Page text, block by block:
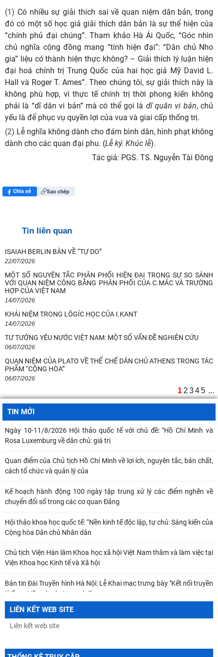
(1) Có nhiều sự giải thích sai về quan niệm dân bản, trong
đó có một số học giả giải thích dân bản là sự thể hiện của
“chính phủ đại chúng”. Tham khảo Hà Ái Quốc, “Góc nhìn
chủ nghĩa cộng đồng mang “tính hiện đại”:“Dân chủ Nho
gia” liệu có thành hiện thực không? – Giải thích lý luận hiện
đại hoá chính trị Trung Quốc của hai học giả Mỹ David L.
Hall và Roger T. Ames”. Theo chúng tôi, sự giải thích này là
không phù hợp, vì thực tế chính trị thời phong kiến không
phải là “dĩ dân vi bản” mà có thể gọi là dĩ quân vi bản, chủ
yếu là để phục vụ quyền lợi của vua và giai cấp thống trị.
(2) Lễ nghĩa không dành cho đám bình dân, hình phạt không
dành cho các quan đại phu. (Lễ ký. Khúc lễ).
Tác giả: PGS. TS. Nguyễn Tài Đông
Chia sẻ Sao chép
Tin liên quan
ISAIAH BERLIN BÀN VỀ “TỰ DO”
22/07/2026
MỘT SỐ NGUYÊN TẮC PHÂN PHỐI HIỆN ĐẠI TRONG SỰ SO SÁNH
VỚI QUAN NIỆM CÔNG BẰNG PHÂN PHỐI CỦA C.MÁC VÀ TRƯỜNG
HỢP CỦA VIỆT NAM
14/07/2026
KHÁI NIỆM TRONG LÔGÍC HỌC CỦA I.KANT
14/07/2026
TƯ TƯỞNG YÊU NƯỚC VIỆT NAM: MỘT SỐ VẤN ĐỀ NGHIÊN CỨU
06/07/2026
QUAN NIỆM CỦA PLATO VỀ THỂ CHẾ DÂN CHỦ ATHENS TRONG TÁC
PHẨM “CỘNG HÒA”
06/07/2026
1 2 345 ...
TIN MỚI
Ngày 10-11/8/2026 Hội thảo quốc tế với chủ đề: "Hồ Chí Minh và
Rosa Luxemburg về dân chủ: giá trị
Quan điểm của Chủ tịch Hồ Chí Minh về lợi ích, nguyên tắc, bản chất,
cách tổ chức và quản lý của
Kế hoạch hành động 100 ngày tập trung xử lý các điểm nghẽn về
chuyển đổi số trong các cơ quan Đảng
Hội thảo khoa học quốc tế: “Nền kinh tế độc lập, tự chủ: Sáng kiến của
Cộng hòa Dân chủ Nhân dân
Chủ tịch Viện Hàn lâm Khoa học xã hội Việt Nam thăm và làm việc tại
Viện Khoa học Kinh tế và Xã hội
Bản tin Đài Truyền hình Hà Nội: Lễ Khai mạc trưng bày "Kết nối truyền
thống - Vững bước tương lai"
Thông báo Kết luận của đồng chí Tổng Bí thư, Chủ tịch nước Tô Lâm
tại Phiên họp Ban Chỉ đạo Trung
Khai mạc trưng bày “Kết nối truyền thống, vững bước tương lai”
NGUYÊN TẮC PHÂN PHỐI TRONG NỀN KINH TẾ THỊ TRƯỜNG
CỦA C.MÁC VÀ SỰ VẬN DỤNG Ở VIỆT NAM THỜI
LIÊN KẾT WEB SITE